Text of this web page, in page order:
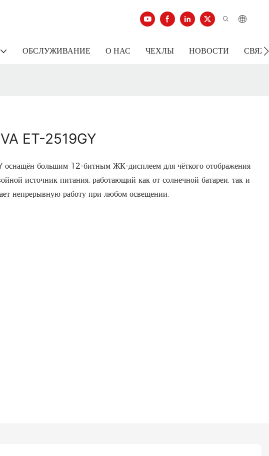
ОБСЛУЖИВАНИЕ О НАС ЧЕХЛЫ НОВОСТИ
ET-2519GY
оснащён большим 12-битным ЖК-дисплеем для чёткого отображения
источник питания, работающий как от солнечной батареи, так и
непрерывную работу при любом освещении.